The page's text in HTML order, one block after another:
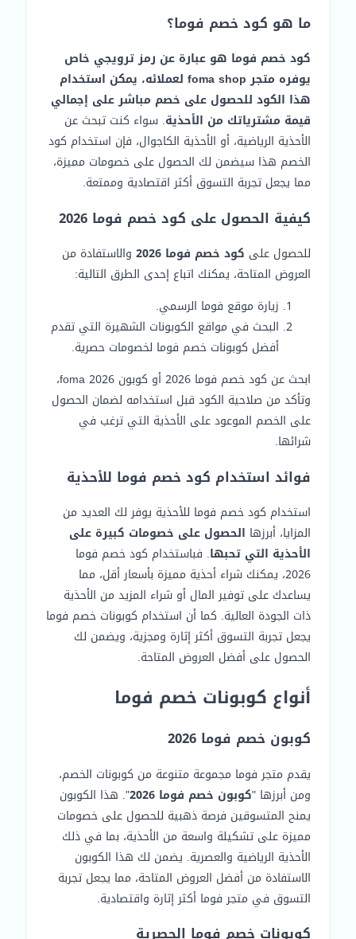
ما هو كود خصم فوما؟
كود خصم فوما هو عبارة عن رمز ترويجي خاص
يوفره متجر foma shop لعملائه، يمكن استخدام
هذا الكود للحصول على خصم مباشر على إجمالي
قيمة مشترياتك من الأحذية. سواء كنت تبحث عن
الأحذية الرياضية، أو الأحذية الكاجوال، فإن استخدام كود
الخصم هذا سيضمن لك الحصول على خصومات مميزة،
مما يجعل تجربة التسوق أكثر اقتصادية وممتعة.
كيفية الحصول على كود خصم فوما 2026
للحصول على كود خصم فوما 2026
والاستفادة من
العروض المتاحة، يمكنك اتباع إحدى الطرق التالية:
زيارة موقع فوما الرسمي.
البحث في مواقع الكوبونات الشهيرة التي تقدم
أفضل كوبونات خصم فوما لخصومات حصرية.
ابحث عن كود خصم فوما 2026 أو كوبون foma 2026،
وتأكد من صلاحية الكود قبل استخدامه لضمان الحصول
على الخصم الموعود على الأحذية التي ترغب في
شرائها.
فوائد استخدام كود خصم فوما للأحذية
استخدام كود خصم فوما للأحذية يوفر لك العديد من
المزايا، أبرزها الحصول على خصومات كبيرة على
الأحذية التي تحبها. فباستخدام كود خصم فوما
2026، يمكنك شراء أحذية مميزة بأسعار أقل، مما
يساعدك على توفير المال أو شراء المزيد من الأحذية
ذات الجودة العالية. كما أن استخدام كوبونات خصم فوما
يجعل تجربة التسوق أكثر إثارة ومجزية، ويضمن لك
الحصول على أفضل العروض المتاحة.
أنواع كوبونات خصم فوما
كوبون خصم فوما 2026
يقدم متجر فوما مجموعة متنوعة من كوبونات الخصم،
ومن أبرزها "كوبون خصم فوما 2026
". هذا الكوبون
يمنح المتسوقين فرصة ذهبية للحصول على خصومات
مميزة على تشكيلة واسعة من الأحذية، بما في ذلك
الأحذية الرياضية والعصرية. يضمن لك هذا الكوبون
الاستفادة من أفضل العروض المتاحة، مما يجعل تجربة
التسوق في متجر فوما أكثر إثارة واقتصادية.
كوبونات خصم فوما الحصرية